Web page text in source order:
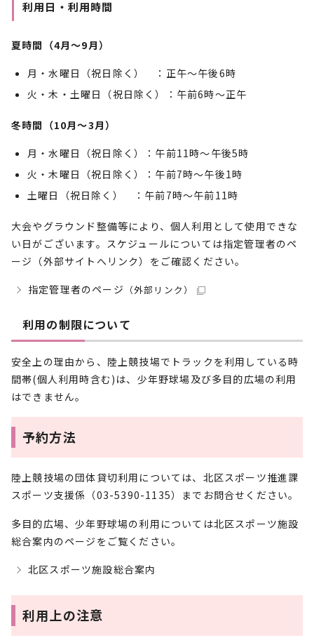
利用日・利用時間
夏時間（4月～9月）
月・水曜日（祝日除く） ：正午～午後6時
火・木・土曜日（祝日除く）：午前6時～正午
冬時間（10月～3月）
月・水曜日（祝日除く）：午前11時～午後5時
火・木曜日（祝日除く）：午前7時～午後1時
土曜日（祝日除く） ：午前7時～午前11時
大会やグラウンド整備等により、個人利用として使用できな
い日がございます。スケジュールについては指定管理者のペ
ージ（外部サイトへリンク）をご確認ください。
指定管理者のページ （外部リンク）
利用の制限について
安全上の理由から、陸上競技場でトラックを利用している時
間帯(個人利用時含む)は、少年野球場及び多目的広場の利用
はできません。
予約方法
陸上競技場の団体貸切利用については、北区スポーツ推進課
スポーツ支援係（03-5390-1135）までお問合せください。
多目的広場、少年野球場の利用については北区スポーツ施設
総合案内のページをご覧ください。
北区スポーツ施設総合案内
利用上の注意